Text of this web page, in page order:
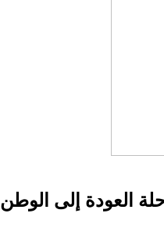
العودة إلى الوطن